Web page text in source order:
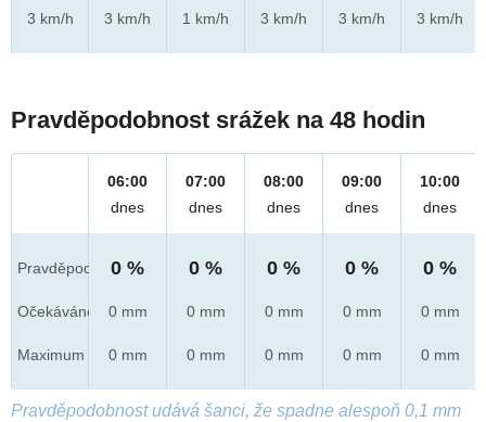
3 km/h
3 km/h
1 km/h
3 km/h
3 km/h
3 km/h
Pravděpodobnost srážek na 48 hodin
Pravděpod.
Očekáváno
Maximum
06:00
dnes
0 %
0 mm
0 mm
07:00
dnes
0 %
0 mm
0 mm
08:00
dnes
0 %
0 mm
0 mm
09:00
dnes
0 %
0 mm
0 mm
10:00
dnes
0 %
0 mm
0 mm
Pravděpodobnost udává šanci, že spadne alespoň 0,1 mm